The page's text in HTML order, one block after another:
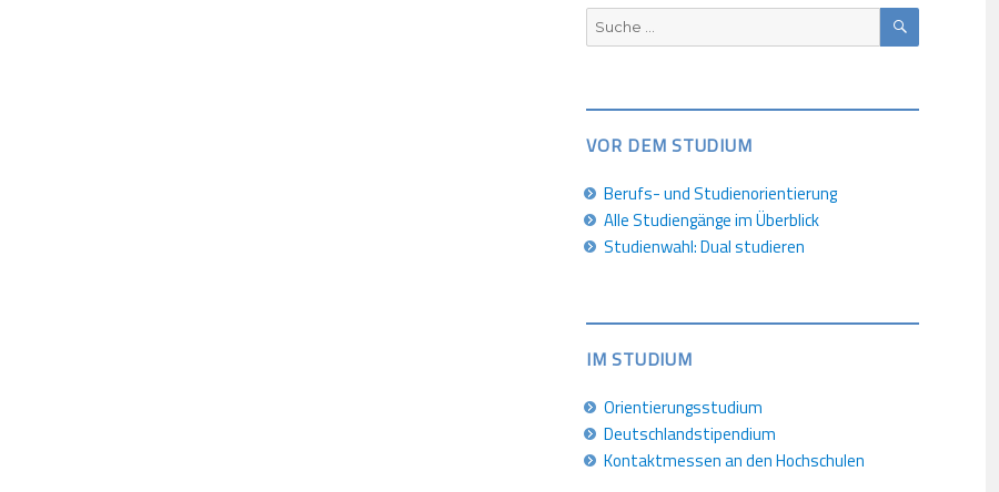
Suche
nach:
SUCHEN
VOR DEM STUDIUM
Berufs- und Studienorientierung
Alle Studiengänge im Überblick
Studienwahl: Dual studieren
IM STUDIUM
Orientierungsstudium
Deutschlandstipendium
Kontaktmessen an den Hochschulen